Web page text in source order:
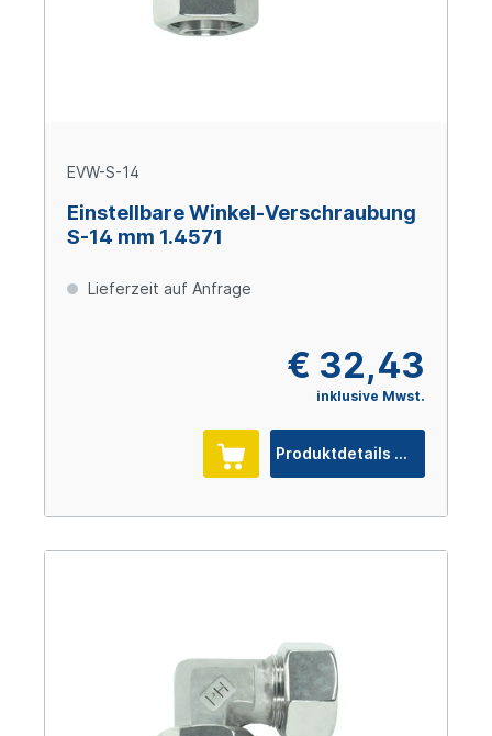
EVW-S-14
Einstellbare Winkel-Verschraubung
S-14 mm 1.4571
Lieferzeit auf Anfrage
€ 32,43
inklusive Mwst.
Produktdetails